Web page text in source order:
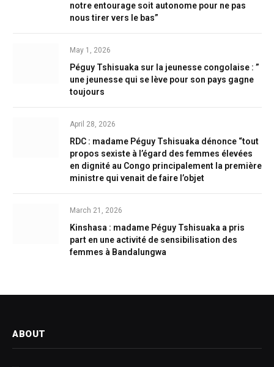
notre entourage soit autonome pour ne pas
nous tirer vers le bas”
May 1, 2026
Péguy Tshisuaka sur la jeunesse congolaise : ”
une jeunesse qui se lève pour son pays gagne
toujours
April 28, 2026
RDC : madame Péguy Tshisuaka dénonce “tout
propos sexiste à l’égard des femmes élevées
en dignité au Congo principalement la première
ministre qui venait de faire l’objet
March 21, 2026
Kinshasa : madame Péguy Tshisuaka a pris
part en une activité de sensibilisation des
femmes à Bandalungwa
ABOUT